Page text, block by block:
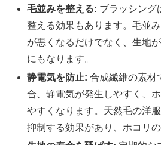
毛並みを整える: ブラッシング
整える効果もあります。毛並
が悪くなるだけでなく、生地
にもなります。
静電気を防止: 合成繊維の素材
合、静電気が発生しやすく、
やすくなります。天然毛の洋
抑制する効果があり、ホコリ